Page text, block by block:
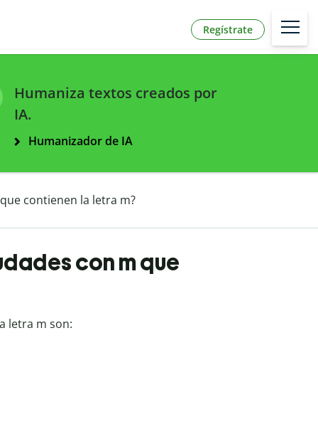
Regístrate
Humaniza textos creados por
IA.
Humanizador de IA
contienen la letra m?
con m que
letra m son: